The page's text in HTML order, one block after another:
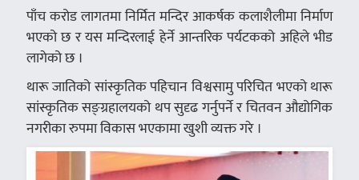
पाँच करोड लागतमा निर्मित मन्दिर आकर्षक कलाशैलीमा निर्माण
भएको छ र यस मन्दिरलाई हेर्ने आन्तरिक पर्यटकको अहिले भीड
लागेको छ ।
थारू जातिको सांस्कृतिक पहिचान विश्वसामु परिचित भएको थारू
सांस्कृतिक सङ्ग्रहालयको थप सुदृढ गर्नुपर्ने र चितवन औद्योगिक
नगरीका रुपमा विकास भएकामा खुशी व्यक्त गरे ।